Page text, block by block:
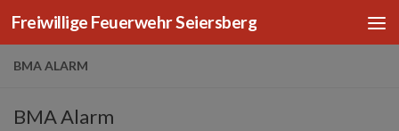
Zum Inhalt springen
Freiwillige Feuerwehr Seiersberg
BMA ALARM
BMA Alarm